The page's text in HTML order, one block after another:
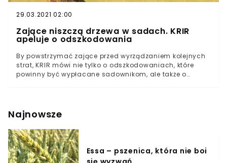
29.03.2021 02:00
Zające niszczą drzewa w sadach. KRIR
apeluje o odszkodowania
By powstrzymać zające przed wyrządzaniem kolejnych
strat, KRIR mówi nie tylko o odszkodowaniach, które
powinny być wypłacane sadownikom, ale także o
dziką zwierzynę nie jest żadną nowością. Dziki, sarny,
łosie oraz zające - wszystkie te stworzenia walczą o
swoje przetrwanie, nie zawsze w sposób, który podoba
się mieszkańcom wsi. W komunikacie na swojej stronie
internetowej Krajowa Rada Izb Rolniczych napisała, że
16 marca 2021 roku zwróciła się do przewodniczącego
Najnowsze
Essa – pszenica, która nie boi